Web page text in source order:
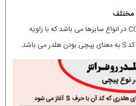
این هلدر مخصوص الماس تراشکاری CCMT در انواع سایزها می باشد که با زاویه